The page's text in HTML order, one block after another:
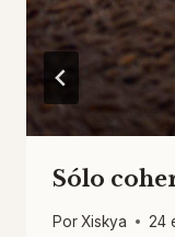
Sólo
PorXiskya 24